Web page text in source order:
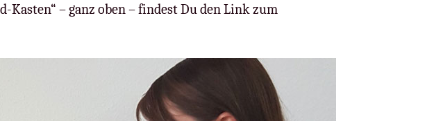
Kasten“ – ganz oben – findest Du den Link zum